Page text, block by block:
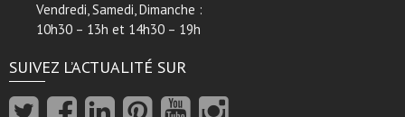
Vendredi, Samedi, Dimanche :
10h30 – 13h et 14h30 – 19h
SUIVEZ L’ACTUALITÉ SUR